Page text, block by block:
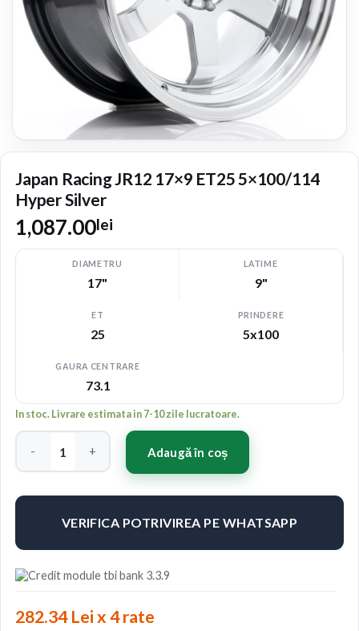
Japan Racing JR12 17×9 ET25 5×100/114
Hyper Silver
1,087.00lei
DIAMETRU
17"
LATIME
9"
ET
25
PRINDERE
5x100
GAURA CENTRARE
73.1
In stoc. Livrare estimata in 7-10 zile lucratoare.
Cantitate Japan Racing JR12 17x9 ET25 5x100/114 Hyper Silver
Adaugă în coș
VERIFICA POTRIVIREA PE WHATSAPP
282.34 Lei x 4 rate